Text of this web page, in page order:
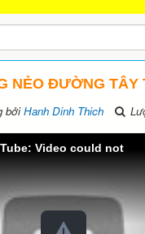
NẺO ĐƯỜNG TÂY
bởiHanh Dinh Thich
Video could not